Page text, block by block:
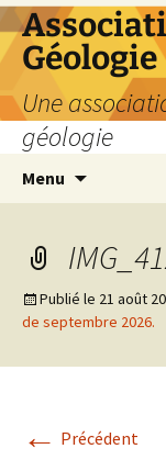
Aller
au
contenu
Géologie
Une
géologie
Menu
Publié le 21 août
de septembre 2026.
← Précédent